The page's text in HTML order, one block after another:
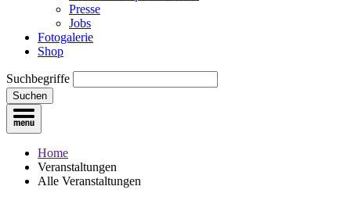
Presse
Jobs
Fotogalerie
Shop
Suchbegriffe
Suchen
Home
Veranstaltungen
Alle Veranstaltungen